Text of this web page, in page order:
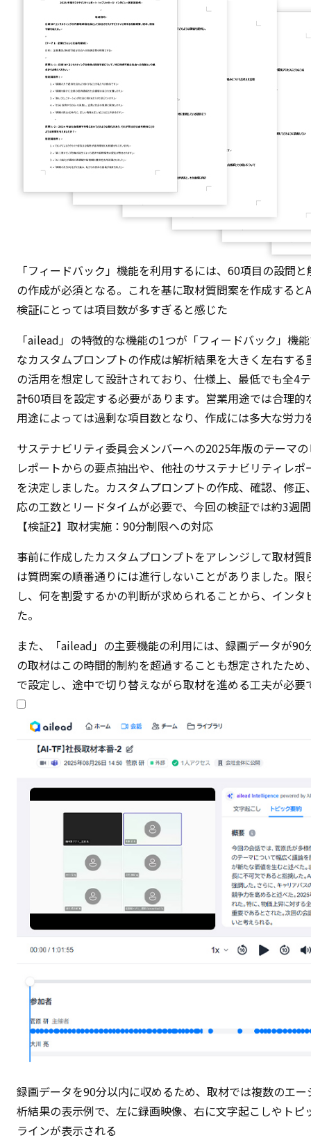
「フィードバック」機能を利用するには、60項目の設問
の作成が必須となる。これを基に取材質問案を作成する
検証にとっては項目数が多すぎると感じた
「ailead」の特徴的な機能の1つが「フィードバック」機
なカスタムプロンプトの作成は解析結果を大きく左右す
の活用を想定して設計されており、仕様上、最低でも全4
計60項目を設定する必要があります。営業用途では合理
用途によっては過剰な項目数となり、作成には多大な労力
サステナビリティ委員会メンバーへの2025年版のテーマ
レポートからの要点抽出や、他社のサステナビリティレ
を決定しました。カスタムプロンプトの作成、確認、修
応の工数とリードタイムが必要で、今回の検証では約3週
【検証2】取材実施：90分制限への対応
事前に作成したカスタムプロンプトをアレンジして取材
は質問案の順番通りには進行しないことがありました。
し、何を割愛するかの判断が求められることから、イン
た。
また、「ailead」の主要機能の利用には、録画データが
の取材はこの時間的制約を超過することも想定されたた
で設定し、途中で切り替えながら取材を進める工夫が必要
録画データを90分以内に収めるため、取材では複数のエ
析結果の表示例で、左に録画映像、右に文字起こしやト
ラインが表示される